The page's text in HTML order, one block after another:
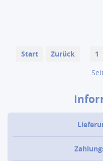
Start Zurück 1